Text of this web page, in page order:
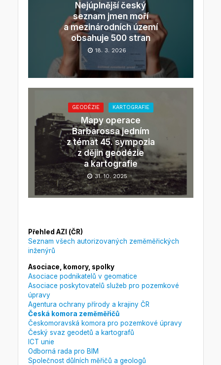
Nejúplnější český
seznam jmen moří
a mezinárodních území
obsahuje 500 stran
18. 3. 2026
GEODÉZIE KARTOGRAFIE
Mapy operace
Barbarossa jedním
z témat 45. sympozia
z dějin geodézie
a kartografie
31. 10. 2025
Přehled AZI (ČR)
Seznam všech autorizovaných zeměměřických
inženýrů
Asociace, komory, spolky
Asociace podnikatelů v geomatice
Asociace poskytovatelů služeb pro pozemkové
úpravy
Agentura ochrany přírody a krajiny ČR
Česká komora zeměměřičů
Českomoravská komora pro pozemkové úpravy
Český svaz geodetů a kartografů
ICT unie
Odborná rada pro BIM
Společnost důlních měřičů a geologů